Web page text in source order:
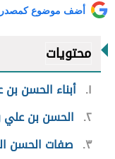
أضف موضوع
محتويات
١ أبناء الحسن
٢ الحسن بن علي
٣
صفات الحسن